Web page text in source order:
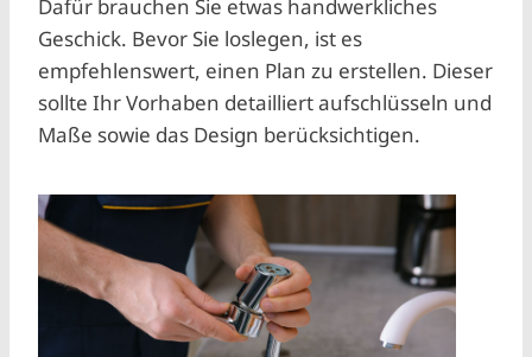
Dafür brauchen Sie etwas handwerkliches
Geschick. Bevor Sie loslegen, ist es
empfehlenswert, einen Plan zu erstellen. Dieser
sollte Ihr Vorhaben detailliert aufschlüsseln und
Maße sowie das Design berücksichtigen.